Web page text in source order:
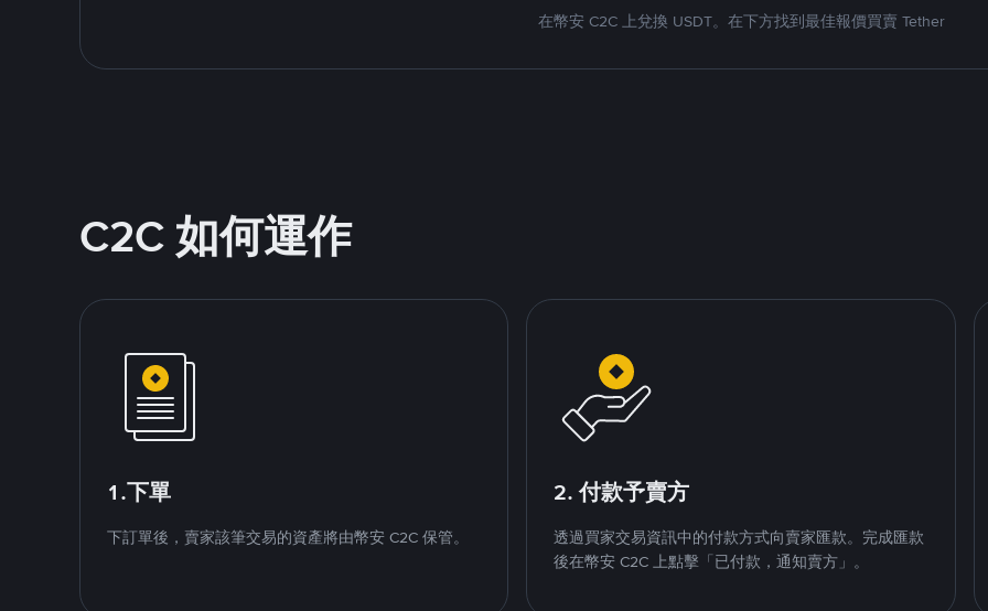
在幣安 C2C 上兌換 USDT。在下方找到最佳報價買賣 Tether
C2C 如何運作
1.下單
下訂單後，賣家該筆交易的資產將由幣安 C2C 保管。
2. 付款予賣方
透過買家交易資訊中的付款方式向賣家匯款。完成匯款
後在幣安 C2C 上點擊「已付款，通知賣方」。